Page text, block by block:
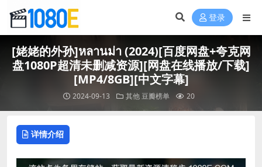
登录
[姥姥的外孙]หลานม่า (2024)[百度网盘+夸克网
盘1080P超清未删减资源][网盘在线播放/下载]
[MP4/8GB][中文字幕]
2024-09-13 其他 豆瓣榜单 20
详情介绍